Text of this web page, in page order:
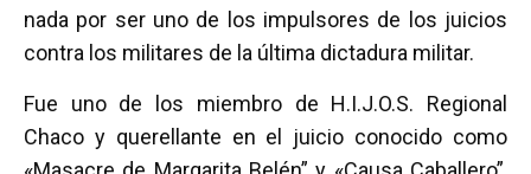
nada por ser uno de los impulsores de los juicios
contra los militares de la última dictadura militar.
Fue uno de los miembro de H.I.J.O.S. Regional
Chaco y querellante en el juicio conocido como